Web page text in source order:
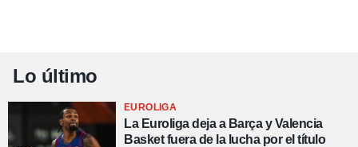
Lo último
EUROLIGA
La Euroliga deja a Barça y Valencia
Basket fuera de la lucha por el título